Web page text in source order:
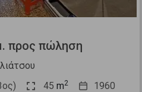
προς πώληση
45 m2 1960